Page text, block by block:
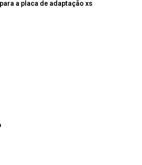
a placa de adaptação xs